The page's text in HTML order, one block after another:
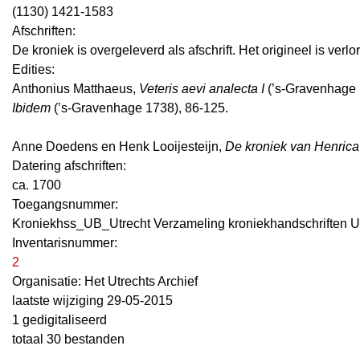
(1130) 1421-1583
Afschriften:
De kroniek is overgeleverd als afschrift. Het origineel is
Edities:
Anthonius Matthaeus, Veteris aevi analecta I(’s-
Ibidem (’s-Gravenhage 1738), 86-125.
Anne Doedens en Henk Looijesteijn, De kroniek van
Datering afschriften:
ca. 1700
Toegangsnummer:
Kroniekhss_UB_Utrecht Verzameling kroniekhandschriften
Inventarisnummer:
2
Organisatie: Het Utrechts Archief
laatste wijziging 29-05-2015
1 gedigitaliseerd
totaal 30 bestanden